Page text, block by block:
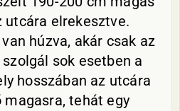
utcára elrekesztve.
húzva, akár csak az
sok esetben a
hosszában az utcára
tehát egy